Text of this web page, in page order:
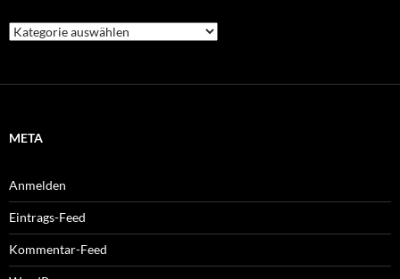
Kategorien
META
Anmelden
Eintrags-Feed
Kommentar-Feed